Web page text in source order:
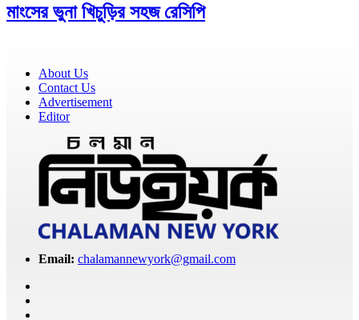
মাংসের ভুনা খিচুড়ির সহজ রেসিপি
About Us
Contact Us
Advertisement
Editor
Email: chalamannewyork@gmail.com